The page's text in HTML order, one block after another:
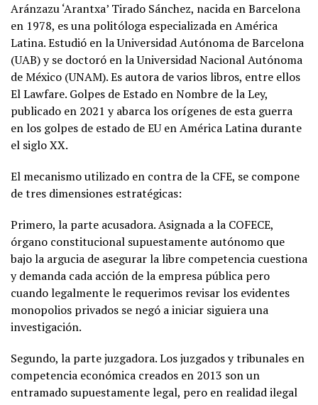
Aránzazu ‘Arantxa’ Tirado Sánchez, nacida en Barcelona
en 1978,​ es una politóloga especializada en América
Latina. Estudió en la Universidad Autónoma de Barcelona
(UAB) y se doctoró en la Universidad Nacional Autónoma
de México (UNAM). Es autora de varios libros, entre ellos
El Lawfare. Golpes de Estado en Nombre de la Ley,
publicado en 2021 y abarca los orígenes de esta guerra
en los golpes de estado de EU en América Latina durante
el siglo XX.
El mecanismo utilizado en contra de la CFE, se compone
de tres dimensiones estratégicas:
Primero, la parte acusadora. Asignada a la COFECE,
órgano constitucional supuestamente autónomo que
bajo la argucia de asegurar la libre competencia cuestiona
y demanda cada acción de la empresa pública pero
cuando legalmente le requerimos revisar los evidentes
monopolios privados se negó a iniciar siguiera una
investigación.
Segundo, la parte juzgadora. Los juzgados y tribunales en
competencia económica creados en 2013 son un
entramado supuestamente legal, pero en realidad ilegal